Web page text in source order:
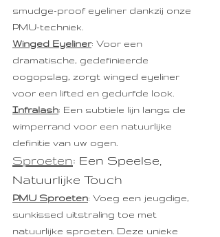
smudge-proof eyeliner dankzij onze
PMU-techniek.
Winged Eyeliner: Voor een
dramatische, gedefinieerde
oogopslag, zorgt winged eyeliner
voor een lifted en gedurfde look.
Infralash: Een subtiele lijn langs de
wimperrand voor een natuurlijke
definitie van uw ogen.
Sproeten: Een Speelse,
Natuurlijke Touch
PMU Sproeten: Voeg een jeugdige,
sunkissed uitstraling toe met
natuurlijke sproeten. Deze unieke